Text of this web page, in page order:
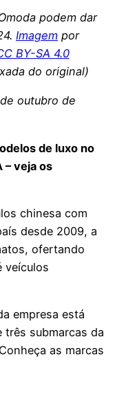
podem dar
Imagem por
BY-SA 4.0
do original)
outubro de
de luxo no
– veja os
chinesa com
desde 2009, a
ofertando
veículos
empresa está
três submarcas da
as marcas